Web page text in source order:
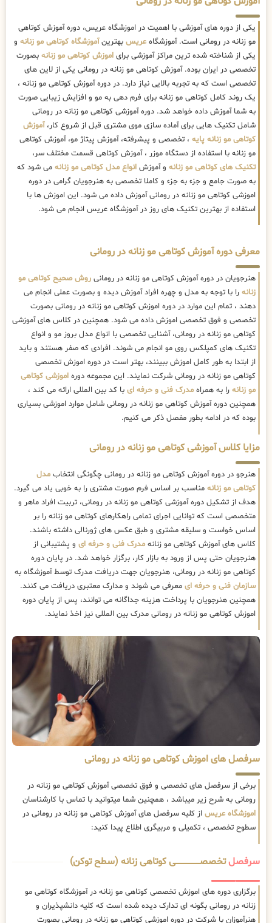
یکی از دوره های آموزشی با اهمیت در اموزشگاه عریس، دوره آموزش کوتاهی
مو زنانه در رومانی است. آموزشگاه عریس بهترینآموزشگاه کوتاهی مو زنانه و
یکی از شناخته شده ترین مراکز آموزشی برای اموزش کوتاهی مو زنانه بصورت
تخصصی در ایران بوده. آموزش کوتاهی مو زنانه در رومانی یکی از لاین های
تخصصی است که به تجربه بالایی نیاز دارد. در دوره آموزش کوتاهی مو زنانه ،
یک روند کامل کوتاهی مو زنانه برای فرم دهی به مو و افزایش زیبایی صورت
به شما آموزش داده خواهد شد. دوره آموزشی کوتاهی مو زنانه در رومانی
شامل تکنیک هایی برای آماده سازی موی مشتری قبل از شروع کار،آموزش
کوتاهی مو زنانه پایه ، تخصصی و پیشرفته، آموزش پیتاژ مو، آموزش کوتاهی
مو زنانه با استفاده از دستگاه موزر ، آموزش کوتاهی قسمت مختلف سر،
تکنیک های کوتاهی مو زنانه و آموزش انواع مدل کوتاهی مو زنانه می شود که
به صورت جامع و جزء به جزء و کاملا تخصصی به هنرجویان گرامی در دوره
اموزشی کوتاهی مو زنانه در رومانی آموزش داده می شود. این اموزش ها با
استفاده از بهترین تکنیک های روز در آموزشگاه عریس انجام می شود.
معرفی دوره آموزش کوتاهی مو زنانه در رومانی
هنرجویان در دوره آموزش کوتاهی مو زنانه در رومانی روش صحیح کوتاهی مو
زنانه را با توجه به مدل و چهره افراد آموزش دیده و بصورت عملی انجام می
دهند ، تمام این موارد در دوره اموزش کوتاهی مو زنانه در رومانی بصورت
تخصصی و فوق تخصصی اموزش داده می شود. همچنین در کلاس های آموزشی
کوتاهی مو زنانه در رومانی، آشنایی تخصصی با انواع مدل بروز مو و انواع
تکنیک های کمپلکس روی مو انجام می شوند. افرادی که صفر هستند و باید
از ابتدا به طور کامل اموزش ببینند، بهتر است در دوره اموزش تخصصی
کوتاهی مو زنانه در رومانی شرکت نمایند. این مجموعه دوره اموزشی کوتاهی
مو زنانه را به همراه مدرک فنی و حرفه ای با کد بین المللی ارائه می کند ،
همچنین دوره آموزش کوتاهی مو زنانه در رومانی شامل موارد اموزشی بسیاری
بوده که در ادامه بطور مفصل ذکر می کنیم.
مزایا کلاس آموزشی کوتاهی مو زنانه در رومانی
هنرجو در دوره آموزش کوتاهی مو زنانه در رومانی چگونگی انتخاب مدل
کوتاهی مو زنانه مناسب بر اساس فرم صورت مشتری را به خوبی یاد می گیرد.
هدف از تشکیل دوره آموزشی کوتاهی مو زنانه در رومانی، تربیت افراد ماهر و
متخصصی است که توانایی اجرای تمامی راهکارهای کوتاهی مو زنانه را بر
اساس خواست و سلیقه مشتری و طبق عکس های ژورنالی داشته باشند.
کلاس های آموزش کوتاهی مو زنانه مدرک فنی و حرفه ای و پشتیبانی از
هنرجویان حتی پس از ورود به بازار کار، برگزار خواهد شد. در پایان دوره
کوتاهی مو زنانه در رومانی، هنرجویان جهت دریافت مدرک توسط آموزشگاه به
سازمان فنی و حرفه ای معرفی می شوند و مدارک معتبری دریافت می کنند.
همچنین هنرجویان با پرداخت هزینه جداگانه می توانند، پس از پایان دوره
اموزش کوتاهی مو زنانه در رومانی مدرک بین المللی نیز اخذ نمایند.
سرفصل های اموزش کوتاهی مو زنانه در رومانی
برخی از سرفصل های تخصصی و فوق تخصصی آموزش کوتاهی مو زنانه در
رومانی به شرح زیر میباشد ، همچنین شما میتوانید با تماس با کارشناسان
اموزشگاه عریس از کلیه سرفصل های آموزش کوتاهی مو زنانه در رومانی در
سطوح تخصصی ، تکمیلی و مربیگری اطلاع پیدا کنید:
سرفصلتخصصــــــــــــــــــــی کوتاهی زنانه (سطح توکن)
برگزاری دوره های اموزش تخصصی کوتاهی مو زنانه در آموزشگاه کوتاهی مو
زنانه در رومانی بگونه ای تدارک دیده شده است که کلیه دانشپذیران و
هنرآموزان با شرکت در دوره اموزشی کوتاهی مو زنانه در رومانی بصورت